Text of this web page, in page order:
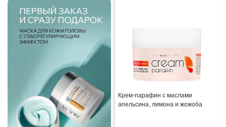
Крем-парафин с маслами
апельсина, лимона и жожоба